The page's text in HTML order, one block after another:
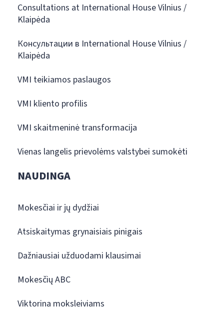
Consultations at International House Vilnius /
Klaipėda
Консультации в International House Vilnius /
Klaipėda
VMI teikiamos paslaugos
VMI kliento profilis
VMI skaitmeninė transformacija
Vienas langelis prievolėms valstybei sumokėti
NAUDINGA
Mokesčiai ir jų dydžiai
Atsiskaitymas grynaisiais pinigais
Dažniausiai užduodami klausimai
Mokesčių ABC
Viktorina moksleiviams